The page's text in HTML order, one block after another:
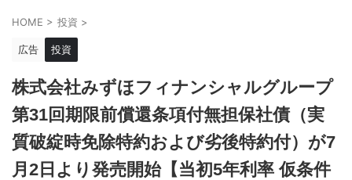
HOME > 投資 >
広告 投資
株式会社みずほフィナンシャルグループ
第31回期限前償還条項付無担保社債（実
質破綻時免除特約および劣後特約付）が7
月2日より発売開始【当初5年利率 仮条件